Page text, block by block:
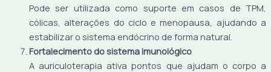
Pode ser utilizada como suporte em casos de TPM,
cólicas, alterações do ciclo e menopausa, ajudando a
estabilizar o sistema endócrino de forma natural.
Fortalecimento do sistema imunológico
A auriculoterapia ativa pontos que ajudam o corpo a